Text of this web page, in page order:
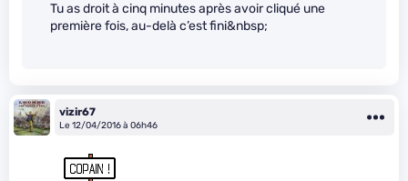
Tu as droit à cinq minutes après avoir cliqué une
première fois, au-delà c’est fini&nbsp;
vizir67
Le 12/04/2016 à 06h46